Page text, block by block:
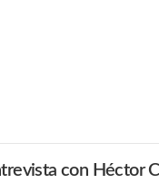
con Héctor